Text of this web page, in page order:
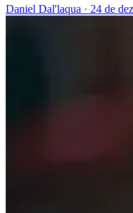
Daniel Dal'laqua · 24 de